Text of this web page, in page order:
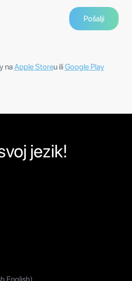
naApple Storeu iliGoogle Play
jezik!